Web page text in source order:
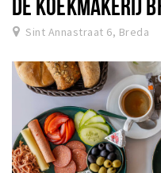
DE KOEKMAKERIJ
Sint Annastraat 6, Breda